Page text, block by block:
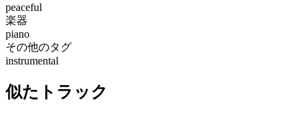
peaceful
楽器
piano
その他のタグ
instrumental
似たトラック